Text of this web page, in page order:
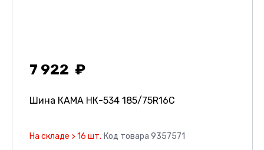
7 922
Шина КАМА НК-534 185/75R16C
На складе > 16 шт. Код товара 9357571